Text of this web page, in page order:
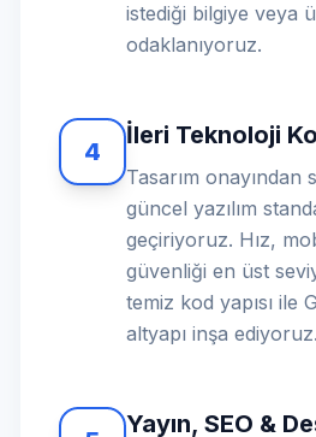
istediği bilgiye veya
odaklanıyoruz.
4
İleri Teknoloji
Tasarım
güncel yazılım
geçiriyoruz. Hız,
güvenliği en üst
temiz kod yapısı ile
altyapı inşa ediyoruz.
Yayın, SEO &